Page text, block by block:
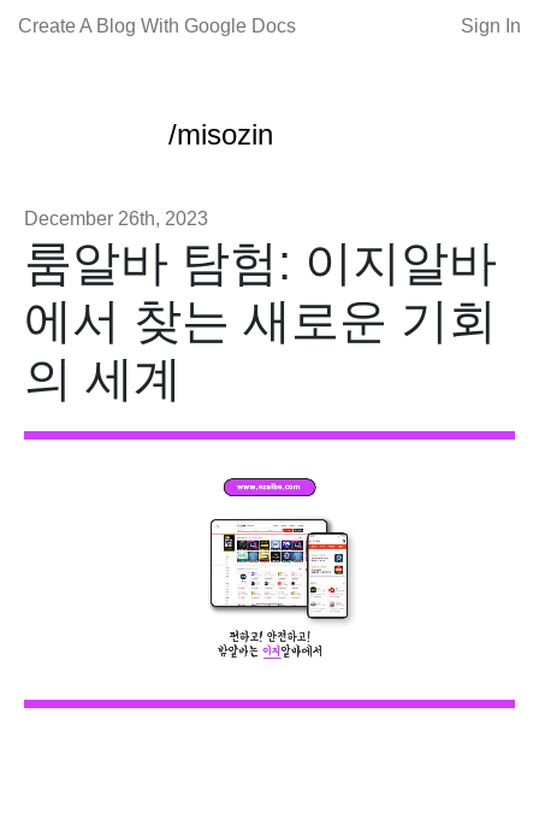
Create A Blog With Google Docs Sign In
/misozin
December 26th, 2023
룸알바 탐험: 이지알바
에서 찾는 새로운 기회
의 세계